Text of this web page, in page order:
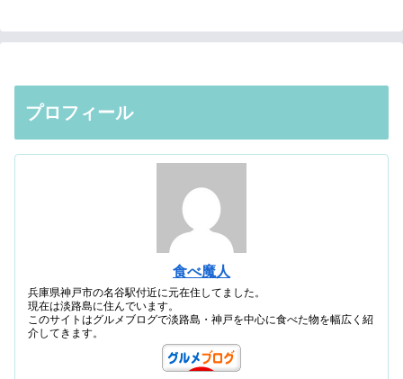
プロフィール
食べ魔人
兵庫県神戸市の名谷駅付近に元在住してました。
現在は淡路島に住んでいます。
このサイトはグルメブログで淡路島・神戸を中心に食べた物を幅広く紹
介してきます。